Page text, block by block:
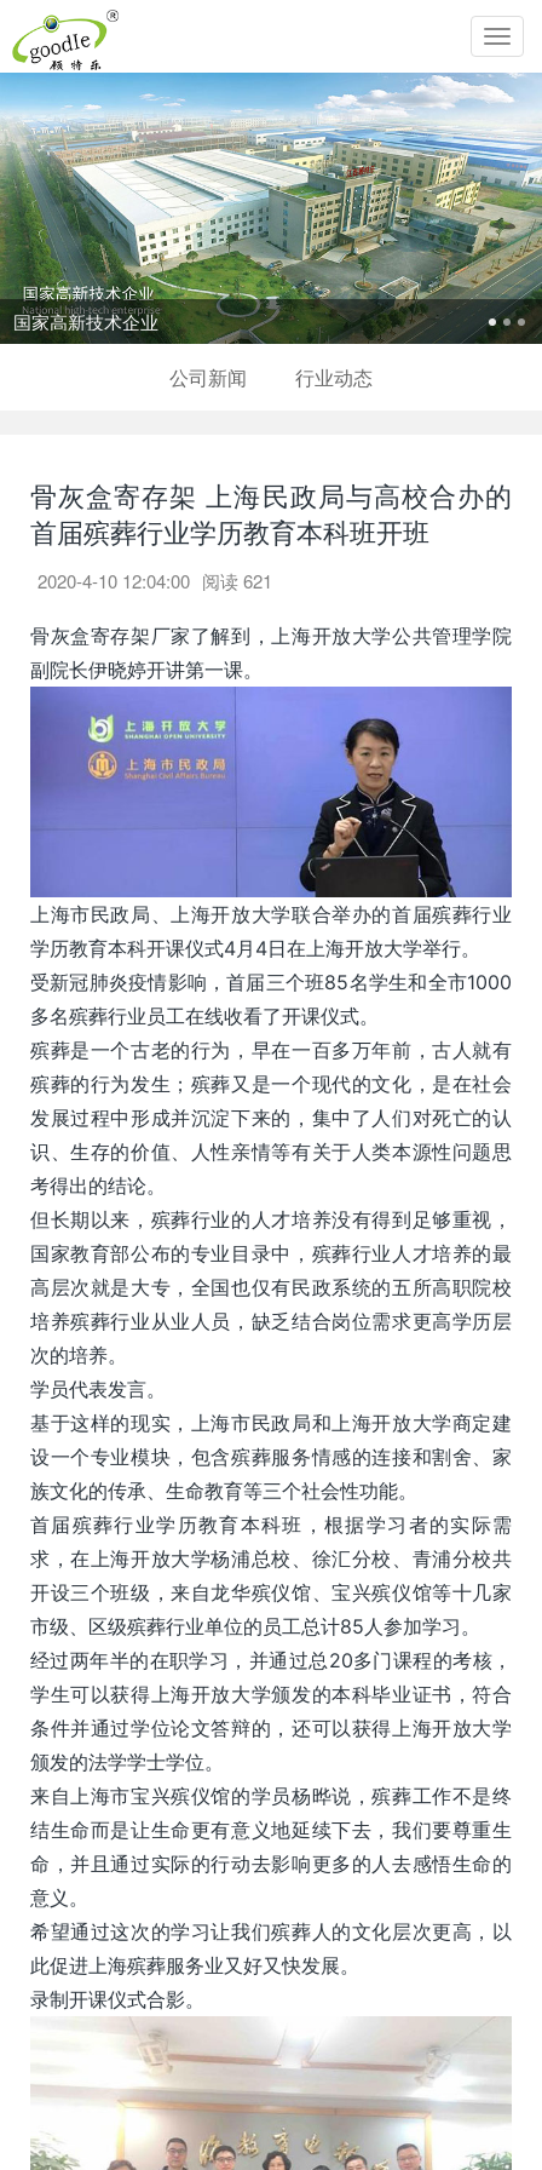
国家高新技术企业
公司新闻 行业动态
骨灰盒寄存架 上海民政局与高校合办的
首届殡葬行业学历教育本科班开班
2020-4-10 12:04:00 阅读621
骨灰盒寄存架厂家了解到，上海开放大学公共管理学院
副院长伊晓婷开讲第一课。
上海市民政局、上海开放大学联合举办的首届殡葬行业
学历教育本科开课仪式4月4日在上海开放大学举行。
受新冠肺炎疫情影响，首届三个班85名学生和全市1000
多名殡葬行业员工在线收看了开课仪式。
殡葬是一个古老的行为，早在一百多万年前，古人就有
殡葬的行为发生；殡葬又是一个现代的文化，是在社会
发展过程中形成并沉淀下来的，集中了人们对死亡的认
识、生存的价值、人性亲情等有关于人类本源性问题思
考得出的结论。
但长期以来，殡葬行业的人才培养没有得到足够重视，
国家教育部公布的专业目录中，殡葬行业人才培养的最
高层次就是大专，全国也仅有民政系统的五所高职院校
培养殡葬行业从业人员，缺乏结合岗位需求更高学历层
次的培养。
学员代表发言。
基于这样的现实，上海市民政局和上海开放大学商定建
设一个专业模块，包含殡葬服务情感的连接和割舍、家
族文化的传承、生命教育等三个社会性功能。
首届殡葬行业学历教育本科班，根据学习者的实际需
求，在上海开放大学杨浦总校、徐汇分校、青浦分校共
开设三个班级，来自龙华殡仪馆、宝兴殡仪馆等十几家
市级、区级殡葬行业单位的员工总计85人参加学习。
经过两年半的在职学习，并通过总20多门课程的考核，
学生可以获得上海开放大学颁发的本科毕业证书，符合
条件并通过学位论文答辩的，还可以获得上海开放大学
颁发的法学学士学位。
来自上海市宝兴殡仪馆的学员杨晔说，殡葬工作不是终
结生命而是让生命更有意义地延续下去，我们要尊重生
命，并且通过实际的行动去影响更多的人去感悟生命的
意义。
希望通过这次的学习让我们殡葬人的文化层次更高，以
此促进上海殡葬服务业又好又快发展。
录制开课仪式合影。